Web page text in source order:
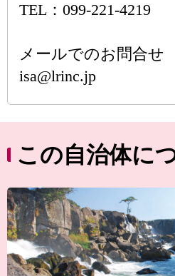
TEL：099-221-4219
メールでのお問合せ
isa@lrinc.jp
この自治体に